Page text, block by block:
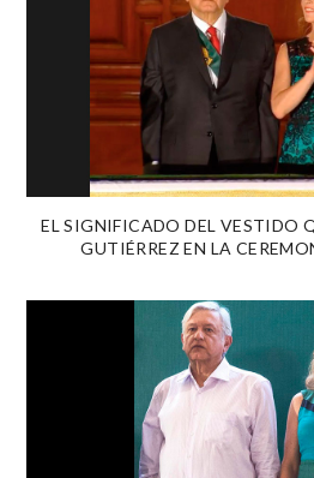
EL SIGNIFICADO DEL VESTIDO
GUTIÉRREZ EN LA